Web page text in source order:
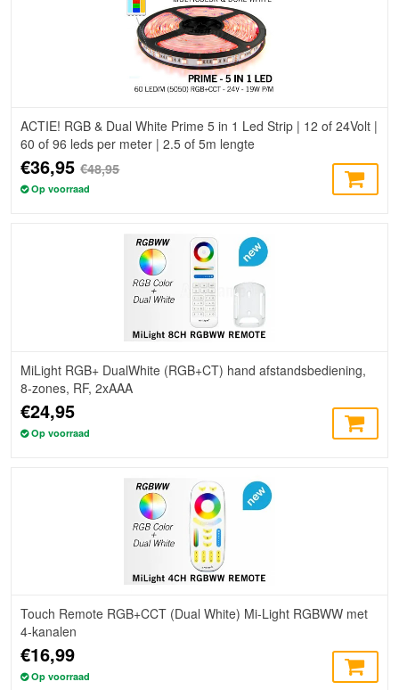
ACTIE! RGB & Dual White Prime 5 in 1 Led Strip | 12 of 24Volt |
60 of 96 leds per meter | 2.5 of 5m lengte
€36,95€48,95
Op voorraad
MiLight RGB+ DualWhite (RGB+CT) hand afstandsbediening,
8-zones, RF, 2xAAA
€24,95
Op voorraad
Touch Remote RGB+CCT (Dual White) Mi-Light RGBWW met
4-kanalen
€16,99
Op voorraad